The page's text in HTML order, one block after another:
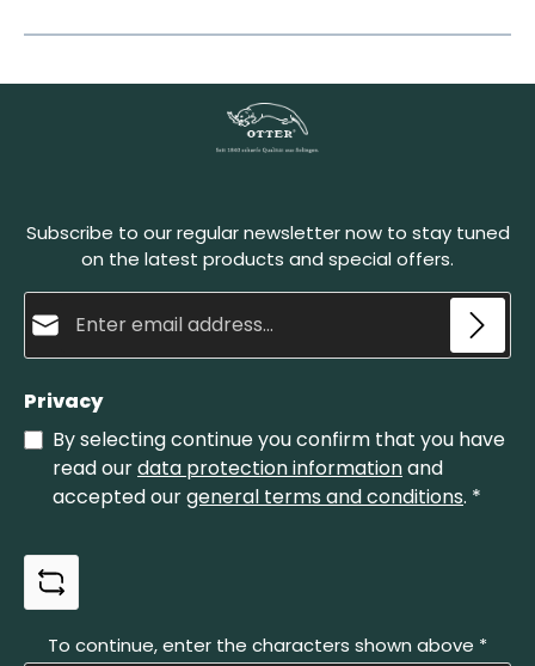
Subscribe to our regular newsletter now to stay tuned
on the latest products and special offers.
Privacy
By selecting continue you confirm that you have
read ourdata protection informationand
accepted ourgeneral terms and conditions. *
To continue, enter the characters shown above *